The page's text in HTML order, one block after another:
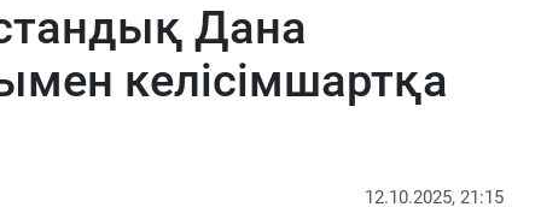
Дана
келісімшартқа
12.10.2025, 21:15